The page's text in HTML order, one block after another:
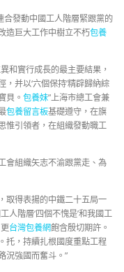
發動中國工人階層緊跟黨的
造巨大工作中樹立不朽包養
實行成長的最主要結果，
并以‘六個保持’精辟歸納綜
貝。 包養妹”上海市總工會兼
包養留言板基礎遵守，在旗
惟引領者，在組織發動職工
組織矢志不渝跟黨走、為
取得表揚的中鐵二十五局一
人階層‘四個不愧是’和我國工
台灣包養網飽含殷切期許。
托，持續扎根國度重點工程
況強國而奮斗。”